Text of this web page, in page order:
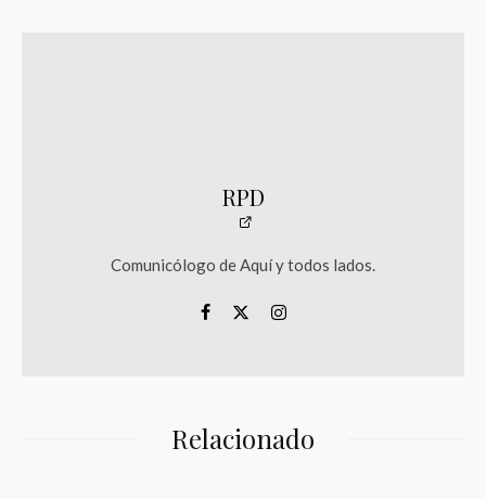
RPD
Comunicólogo de Aquí y todos lados.
Relacionado